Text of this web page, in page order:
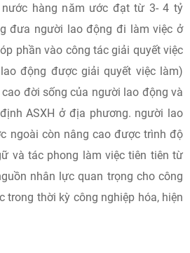
nước hàng năm ước đạt từ 3- 4 tỷ
đưa người lao động đi làm việc ở
phần vào công tác giải quyết việc
động được giải quyết việc làm)
đời sống của người lao động và
ASXH ở địa phương. người lao
ngoài còn nâng cao được trình độ
và tác phong làm việc tiên tiên từ
nhân lực quan trọng cho công
trong thời kỳ công nghiệp hóa, hiện